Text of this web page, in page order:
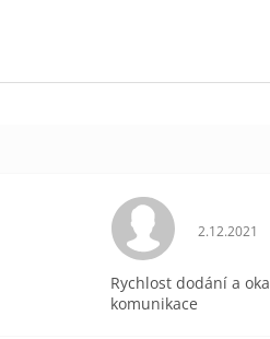
je 5 z 5 hvězdiček. 2.12.2021
Rychlost dodání a
komunikace